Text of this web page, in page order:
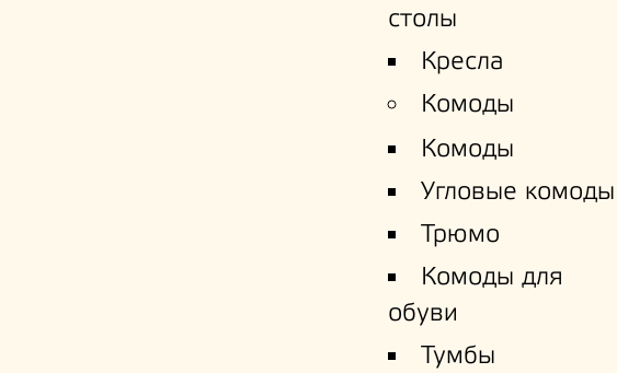
столы
Кресла
Комоды
Комоды
Угловые комоды
Трюмо
Комоды для
обуви
Тумбы